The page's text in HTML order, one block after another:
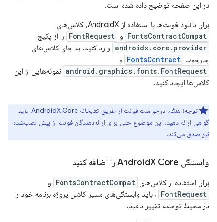
در این صفحه توضیح داده شده است.
برای دانلود فونت‌ها با استفاده از AndroidX، کلاس‌های
FontsContractCompat و FontRequest را از پکیج
androidx.core.provider وارد کنید. به جای کلاس‌های
چارچوب FontsContract و
android.graphics.fonts.FontRequest نمونه‌هایی از این
کلاس‌ها ایجاد کنید.
توجه: هنگام درخواست فونت از طریق کتابخانه AndroidX Core،
باید
گواهی ارائه دهید. این موضوع حتی برای ارائه‌دهندگان فونت از پیش نصب‌شده
نیز صدق می‌کند.
وابستگی Android X Core را اضافه کنید
برای استفاده از کلاس‌های FontsContractCompat و
FontRequest ، باید وابستگی‌های مسیر کلاس پروژه برنامه خود را
در محیط توسعه تغییر دهید.